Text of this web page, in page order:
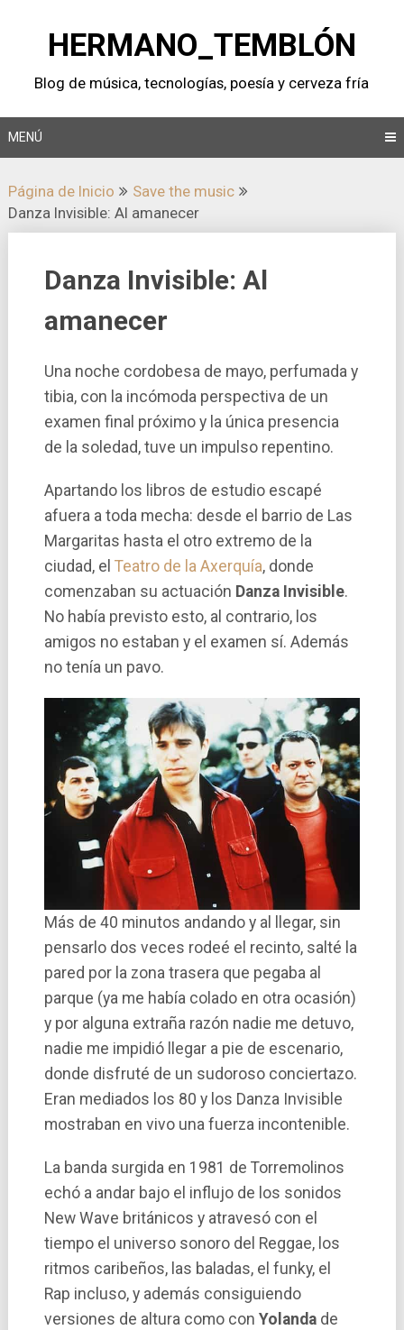
contenidoHERMANO_TEMBLÓN
Blog de música, tecnologí­as, poesí­a y cerveza frí­a
MENÚ
Página de Inicio
Save the music
Danza Invisible: Al amanecer
Danza Invisible: Al
amanecer
Una noche cordobesa de mayo, perfumada y
tibia, con la incómoda perspectiva de un
examen final próximo y la única presencia
de la soledad, tuve un impulso repentino.
Apartando los libros de estudio escapé
afuera a toda mecha: desde el barrio de Las
Margaritas hasta el otro extremo de la
ciudad, el Teatro de la Axerquí­a, donde
comenzaban su actuación Danza Invisible.
No habí­a previsto esto, al contrario, los
amigos no estaban y el examen sí­. Además
no tení­a un pavo.
Más de 40 minutos andando y al llegar, sin
pensarlo dos veces rodeé el recinto, salté la
pared por la zona trasera que pegaba al
parque (ya me había colado en otra ocasión)
y por alguna extraña razón nadie me detuvo,
nadie me impidió llegar a pie de escenario,
donde disfruté de un sudoroso conciertazo.
Eran mediados los 80 y los Danza Invisible
mostraban en vivo una fuerza incontenible.
La banda surgida en 1981 de Torremolinos
echó a andar bajo el influjo de los sonidos
New Wave británicos y atravesó con el
tiempo el universo sonoro del Reggae, los
ritmos caribeños, las baladas, el funky, el
Rap incluso, y además consiguiendo
versiones de altura como con Yolandade